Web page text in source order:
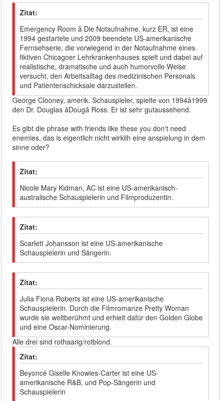
Zitat:
Emergency Room â Die Notaufnahme, kurz ER, ist eine
1994 gestartete und 2009 beendete US-amerikanische
Fernsehserie, die vorwiegend in der Notaufnahme eines
fiktiven Chicagoer Lehrkrankenhauses spielt und dabei auf
realistische, dramatische und auch humorvolle Weise
versucht, den Arbeitsalltag des medizinischen Personals
und Patientenschicksale darzustellen.
George Clooney, amerik. Schauspieler, spielte von 1994â1999
den Dr. Douglas âDougâ Ross. Er ist sehr gutaussehend.
Es gibt die phrase with friends like these you don't need
enemies, das is eigentlich nicht wirklih eine anspielung in dem
sinne oder?
Zitat:
Nicole Mary Kidman, AC ist eine US-amerikanisch-
australische Schauspielerin und Filmproduzentin.
Zitat:
Scarlett Johansson ist eine US-amerikanische
Schauspielerin und Sängerin.
Zitat:
Julia Fiona Roberts ist eine US-amerikanische
Schauspielerin. Durch die Filmromanze Pretty Woman
wurde sie weltberühmt und erhielt dafür den Golden Globe
und eine Oscar-Nominierung.
Alle drei sind rothaarig/rotblond.
Zitat:
Beyoncé Giselle Knowles-Carter ist eine US-
amerikanische R&B, und Pop-Sängerin und
Schauspielerin